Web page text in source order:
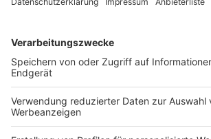
Bilanz.
DEINE GEMERKTEN ARTIKEL
Du hast dir noch keine Artikel gemerkt
Markiere sie hierfür mit einem